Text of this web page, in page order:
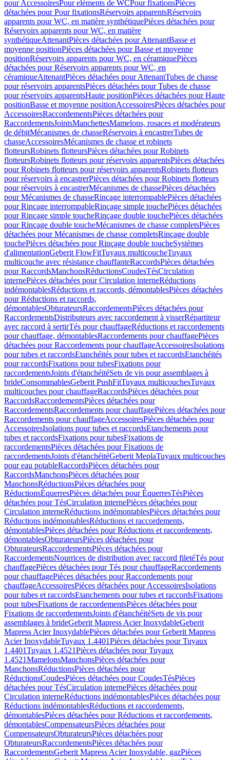
pour AccessoiresPour eléments de WCPour fixationsPièces
détachées pour Pour fixationsRéservoirs apparentsRéservoirs
apparents pour WC, en matière synthétiquePièces détachées pour
Réservoirs apparents pour WC, en matière
synthétiqueAttenantPièces détachées pour AttenantBasse et
moyenne positionPièces détachées pour Basse et moyenne
positionRéservoirs apparents pour WC, en céramiquePièces
détachées pour Réservoirs apparents pour WC, en
céramiqueAttenantPièces détachées pour AttenantTubes de chasse
pour réservoirs apparentsPièces détachées pour Tubes de chasse
pour réservoirs apparentsHaute positionPièces détachées pour Haute
positionBasse et moyenne positionAccessoiresPièces détachées pour
AccessoiresRaccordementsPièces détachées pour
RaccordementsJointsManchettesMamelons, rosaces et modérateurs
de débitMécanismes de chasseRéservoirs à encastrerTubes de
chasseAccessoiresMécanismes de chasse et robinets
flotteursRobinets flotteursPièces détachées pour Robinets
flotteursRobinets flotteurs pour réservoirs apparentsPièces détachées
pour Robinets flotteurs pour réservoirs apparentsRobinets flotteurs
pour réservoirs à encastrerPièces détachées pour Robinets flotteurs
pour réservoirs à encastrerMécanismes de chassePièces détachées
pour Mécanismes de chasseRinçage interrompablePièces détachées
pour Rinçage interrompableRinçage simple touchePièces détachées
pour Rinçage simple toucheRinçage double touchePièces détachées
pour Rinçage double toucheMécanismes de chasse completsPièces
détachées pour Mécanismes de chasse completsRinçage double
touchePièces détachées pour Rinçage double toucheSystèmes
d'alimentationGeberit FlowFitTuyaux multicoucheTuyaux
multicouche avec résistance chauffanteRaccordsPièces détachées
pour RaccordsManchonsRéductionsCoudesTésCirculation
internePièces détachées pour Circulation interneRéductions
indémontablesRéductions et raccords, démontablesPièces détachées
pour Réductions et raccords,
démontablesObturateursRaccordementsPièces détachées pour
RaccordementsDistributeurs avec raccordement à visserRépartiteur
avec raccord à sertirTés pour chauffageRéductions et raccordements
pour chauffage, démontablesRaccordements pour chauffagePièces
détachées pour Raccordements pour chauffageAccessoiresIsolations
pour tubes et raccordsEtanchéités pour tubes et raccordsEtanchéités
pour raccordsFixations pour tubesFixations pour
raccordementsJoints d'étanchéitéSets de vis pour assemblages à
brideConsommablesGeberit PushFitTuyaux multicouchesTuyaux
multicouches pour chauffageRaccordsPièces détachées pour
RaccordsRaccordementsPièces détachées pour
RaccordementsRaccordements pour chauffagePièces détachées pour
Raccordements pour chauffageAccessoiresPièces détachées pour
AccessoiresIsolations pour tubes et raccordsEtanchements pour
tubes et raccordsFixations pour tubesFixations de
raccordementsPièces détachées pour Fixations de
raccordementsJoints d'étanchéitéGeberit MeplaTuyaux multicouches
pour eau potableRaccordsPièces détachées pour
RaccordsManchonsPièces détachées pour
ManchonsRéductionsPièces détachées pour
RéductionsÉquerresPièces détachées pour ÉquerresTésPièces
détachées pour TésCirculation internePièces détachées pour
Circulation interneRéductions indémontablesPièces détachées pour
Réductions indémontablesRéductions et raccordements,
démontablesPièces détachées pour Réductions et raccordements,
démontablesObturateursPièces détachées pour
ObturateursRaccordementsPièces détachées pour
RaccordementsNourrices de distribution avec raccord filetéTés pour
chauffagePièces détachées pour Tés pour chauffageRaccordements
pour chauffagePièces détachées pour Raccordements pour
chauffageAccessoiresPièces détachées pour AccessoiresIsolations
pour tubes et raccordsEtanchements pour tubes et raccordsFixations
pour tubesFixations de raccordementsPièces détachées pour
Fixations de raccordementsJoints d'étanchéitéSets de vis pour
assemblages à brideGeberit Mapress Acier InoxydableGeberit
Mapress Acier InoxydablePièces détachées pour Geberit Mapress
Acier InoxydableTuyaux 1.4401Pièces détachées pour Tuyaux
1.4401Tuyaux 1.4521Pièces détachées pour Tuyaux
1.4521MamelonsManchonsPièces détachées pour
ManchonsRéductionsPièces détachées pour
RéductionsCoudesPièces détachées pour CoudesTésPièces
détachées pour TésCirculation internePièces détachées pour
Circulation interneRéductions indémontablesPièces détachées pour
Réductions indémontablesRéductions et raccordements,
démontablesPièces détachées pour Réductions et raccordements,
démontablesCompensateursPièces détachées pour
CompensateursObturateursPièces détachées pour
ObturateursRaccordementsPièces détachées pour
RaccordementsGeberit Mapress Acier Inoxydable, gazPièces